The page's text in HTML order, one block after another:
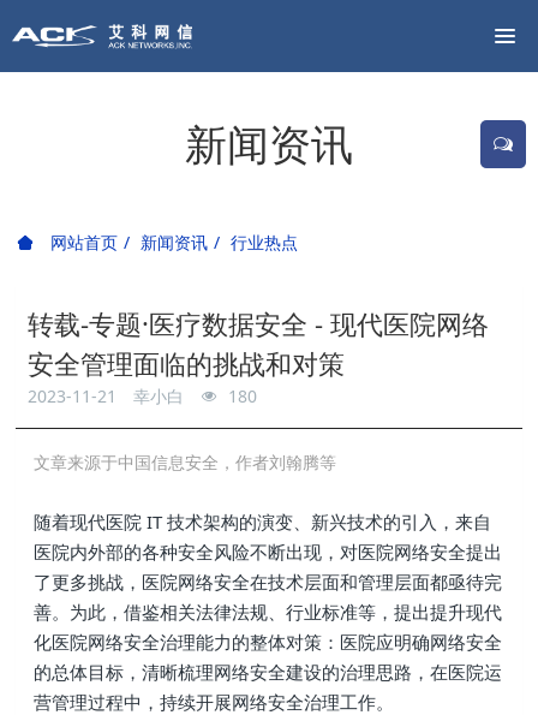
新闻资讯
网站首页 新闻资讯 行业热点
转载-专题·医疗数据安全 - 现代医院网络
安全管理面临的挑战和对策
2023-11-21 幸小白 180
文章来源于中国信息安全 ，作者刘翰腾等
随着现代医院 IT 技术架构的演变、新兴技术的引入，来自
医院内外部的各种安全风险不断出现，对医院网络安全提出
了更多挑战，医院网络安全在技术层面和管理层面都亟待完
善。为此，借鉴相关法律法规、行业标准等，提出提升现代
化医院网络安全治理能力的整体对策：医院应明确网络安全
的总体目标，清晰梳理网络安全建设的治理思路，在医院运
营管理过程中，持续开展网络安全治理工作。